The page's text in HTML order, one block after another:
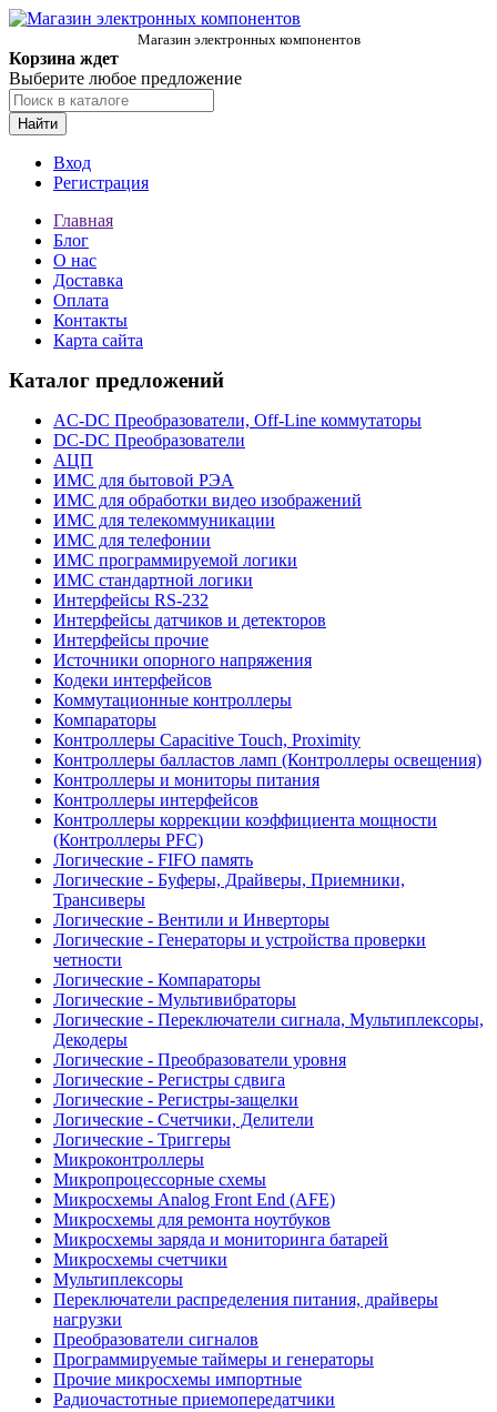
Магазин электронных компонентов
Корзина ждет
Выберите любое предложение
Найти
Вход
Регистрация
Главная
Блог
О нас
Доставка
Оплата
Контакты
Карта сайта
Каталог предложений
AC-DC Преобразователи, Off-Line коммутаторы
DC-DC Преобразователи
АЦП
ИМС для бытовой РЭА
ИМС для обработки видео изображений
ИМС для телекоммуникации
ИМС для телефонии
ИМС программируемой логики
ИМС стандартной логики
Интерфейсы RS-232
Интерфейсы датчиков и детекторов
Интерфейсы прочие
Источники опорного напряжения
Кодеки интерфейсов
Коммутационные контроллеры
Компараторы
Контроллеры Capacitive Touch, Proximity
Контроллеры балластов ламп (Контроллеры освещения)
Контроллеры и мониторы питания
Контроллеры интерфейсов
Контроллеры коррекции коэффициента мощности
(Контроллеры PFC)
Логические - FIFO память
Логические - Буферы, Драйверы, Приемники,
Трансиверы
Логические - Вентили и Инверторы
Логические - Генераторы и устройства проверки
четности
Логические - Компараторы
Логические - Мультивибраторы
Логические - Переключатели сигнала, Мультиплексоры,
Декодеры
Логические - Преобразователи уровня
Логические - Регистры сдвига
Логические - Регистры-защелки
Логические - Счетчики, Делители
Логические - Триггеры
Микроконтроллеры
Микропроцессорные схемы
Микросхемы Analog Front End (AFE)
Микросхемы для ремонта ноутбуков
Микросхемы заряда и мониторинга батарей
Микросхемы счетчики
Мультиплексоры
Переключатели распределения питания, драйверы
нагрузки
Преобразователи сигналов
Программируемые таймеры и генераторы
Прочие микросхемы импортные
Радиочастотные приемопередатчики